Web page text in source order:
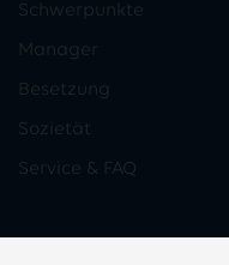
Schwerpunkte
Manager
Besetzung
Sozietät
Service & FAQ